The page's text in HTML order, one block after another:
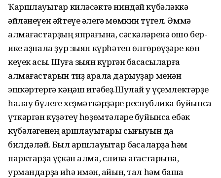
Ҡаршлауыҡтар киләсәктә ниндәй күбәләккә
әйләнеүен әйтеүе әлегә мөмкин түгел. Әммә
алмағастарҙың япрағына, сәскәләренә ошо бер-
ике аҙнала ҙур зыян күрһәтеп өлгөрөүҙәре көн
кеүек асыҡ. Шуға зыян күргән баҡсасыларға
алмағастарын тиҙ арала дарыуҙар менән
эшкәртергә кәңәш итәбеҙ.Шулай уҡ үҫемлектәрҙе
һаҡлау бүлеге хеҙмәткәрҙәре республика буйынса
үткәргән күҙәтеү һөҙөмтәләре буйынса ебәк
күбәләгенең ҡаршлауыҡтары сығыуын да
билдәләй. Был ҡаршлауыҡтар баҡсаларҙа һәм
парктарҙа үҫкән алма, слива ағастарына,
урмандарҙа иһә имән, ҡайын, тал һәм башҡа